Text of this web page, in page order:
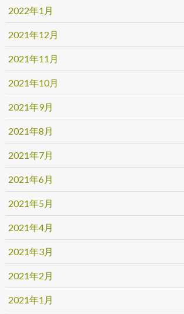
2022年1月
2021年12月
2021年11月
2021年10月
2021年9月
2021年8月
2021年7月
2021年6月
2021年5月
2021年4月
2021年3月
2021年2月
2021年1月